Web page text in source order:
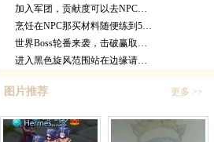
加入军团，贡献度可以去NPC…
烹饪在NPC那买材料随便练到5…
世界Boss轮番来袭，击破赢取…
进入黑色旋风范围站在边缘请…
图片推荐 更多 >>